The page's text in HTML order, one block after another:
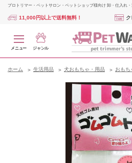
プロトリマー・ペットサロン・ペットショップ様向け 卸・仕入れ・
11,000円以上で送料無料！
メニュー ジャンル
ホーム 生活用品 犬おもちゃ・用品 おもち